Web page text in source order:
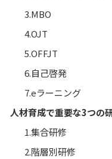
3.MBO
4.OJT
5.OFFJT
6.自己啓発
7.eラーニング
人材育成で重要な3つの
1.集合研修
2.階層別研修